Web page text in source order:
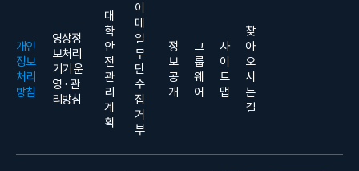
개인
정보
처리
방침
영상정
보처리
기기 운
영 · 관
리방침
대
학
안
전
관
리
계
획
이
메
일
무
단
수
집
거
부
정
보
공
개
그
룹
웨
어
사
이
트
맵
찾
아
오
시
는
길